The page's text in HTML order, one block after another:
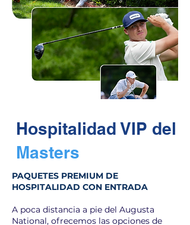
Hospitalidad VIP del
Masters
PAQUETES PREMIUM DE
HOSPITALIDAD CON ENTRADA
A poca distancia a pie del Augusta
National, ofrecemos las opciones de